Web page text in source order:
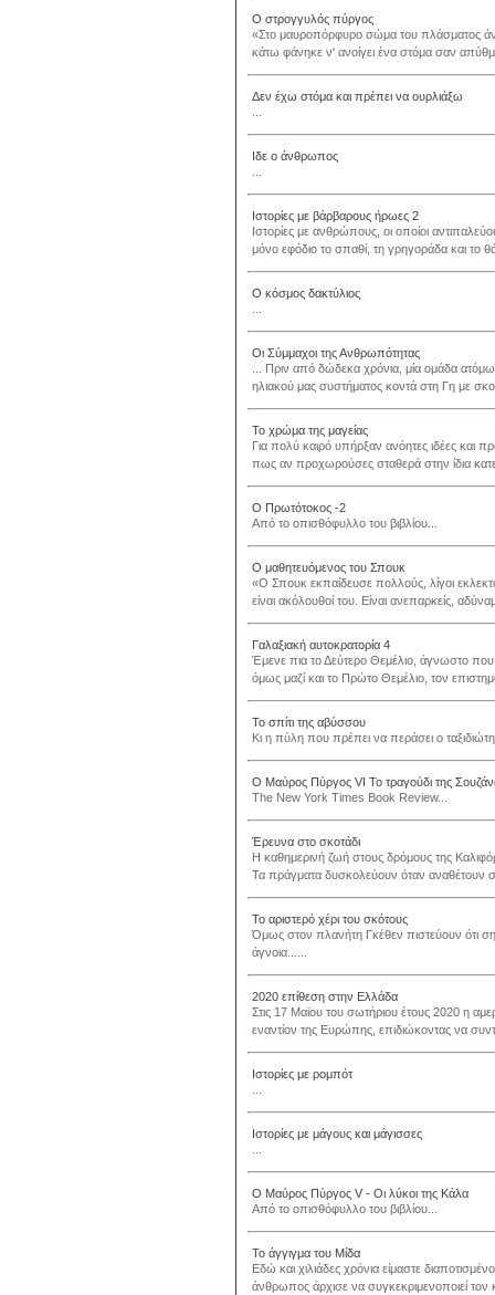
Ο στρογγυλός πύργος
«Στο μαυροπόρφυρο σώμα του πλάσματος
κάτω φάνηκε ν' ανοίγει ένα στόμα σαν
Δεν έχω στόμα και πρέπει να ουρλιάξω
Ιδε ο άνθρωπος
Ιστορίες με βάρβαρους ήρωες 2
Ιστορίες με ανθρώπους, οι οποίοι
μόνο εφόδιο το σπαθί, τη γρηγοράδα και το
Ο κόσμος δακτύλιος
Οι Σύμμαχοι της Ανθρωπότητας
... Πριν από δώδεκα χρόνια, μία ομάδα
ηλιακού μας συστήματος κοντά στη Γη με
Το χρώμα της μαγείας
Για πολύ καιρό υπήρξαν ανόητες ιδέες και
πως αν προχωρούσες σταθερά στην ίδια
Ο Πρωτότοκος -2
Από το οπισθόφυλλο του βιβλίου...
Ο μαθητευόμενος του Σπουκ
«Ο Σπουκ εκπαίδευσε πολλούς, λίγοι
είναι ακόλουθοί του. Είναι ανεπαρκείς,
Γαλαξιακή αυτοκρατορία 4
Έμενε πια το Δεύτερο Θεμέλιο, άγνωστο που
όμως μαζί και το Πρώτο Θεμέλιο, τον
Το σπίτι της αβύσσου
Κι η πύλη που πρέπει να περάσει ο
Ο Μαύρος Πύργος VI Το τραγούδι της
The New York Times Book Review...
Έρευνα στο σκοτάδι
Η καθημερινή ζωή στους δρόμους της
Τα πράγματα δυσκολεύουν όταν αναθέτουν
Το αριστερό χέρι του σκότους
Όμως στον πλανήτη Γκέθεν πιστεύουν ότι
άγνοια......
2020 επίθεση στην Ελλάδα
Στις 17 Μαϊου του σωτήριου έτους 2020 η
εναντίον της Ευρώπης, επιδιώκοντας να
Ιστορίες με ρομπότ
Ιστορίες με μάγους και μάγισσες
Ο Μαύρος Πύργος V - Οι λύκοι της Κάλα
Από το οπισθόφυλλο του βιβλίου...
Το άγγιγμα του Μίδα
Εδώ και χιλιάδες χρόνια είμαστε
άνθρωπος άρχισε να συγκεκριμενοποιεί